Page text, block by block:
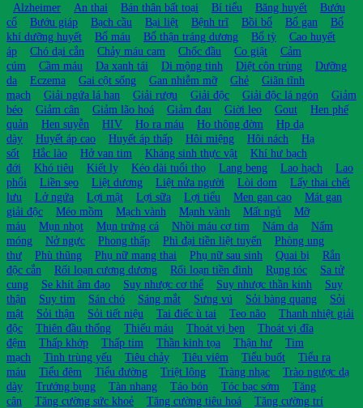
Alzheimer An thai Bán thân bất toại Bí tiểu Băng huyết
Bướu
cổ
Bướu giáp Bạch cầu Bại liệt Bệnh trĩ Bồi bổ Bổ gan
Bổ
khí dưỡng huyết
Bổ máu Bổ thận tráng dương Bổ tỳ
Cao huyết
áp
Chó dại cắn Chảy máu cam Chốc đầu Co giật
Cảm
cúm
Cầm máu Da xanh tái Di mộng tinh Diệt côn trùng
Dưỡng
da
Eczema Gai cột sống Gan nhiễm mỡ Ghẻ
Giãn tĩnh
mạch
Giải ngứa lá han Giải rượu Giải độc Giải độc lá ngón
Giảm
béo
Giảm cân Giảm lão hoá Giảm đau Giời leo Gout
Hen phế
quản
Hen suyễn HIV Ho ra máu Ho thông đờm
Hp dạ
dày
Huyết áp cao Huyết áp thấp Hôi miệng Hôi nách
Hạ
sốt
Hắc lào Hở van tim Kháng sinh thực vật
Khí hư bạch
đới
Khó tiêu Kiết lỵ Kéo dài tuổi thọ Lang beng Lao hạch
Lao
phổi
Liền sẹo Liệt dương Liệt nửa người Lòi dom
Lấy thai chết
lưu
Lở ngứa Lợi mật Lợi sữa Lợi tiểu Men gan cao
Mát gan
giải độc
Méo mồm Mạch vành Mạnh vành Mất ngủ
Mỡ
máu
Mụn nhọt Mụn trứng cá Nhồi máu cơ tim Nám da
Nấm
móng
Nở ngực Phong thấp Phì đại tiền liệt tuyến
Phòng ung
thư
Phù thũng Phụ nữ mang thai Phụ nữ sau sinh Quai bị
Rắn
độc cắn
Rối loạn cương dương Rối loạn tiền đình Rụng tóc
Sa tử
cung
Se khít âm đạo Suy nhược cơ thể Suy nhược thần kinh
Suy
thận
Suy tim Sán chó Sáng mắt Sưng vú Sỏi bàng quang
Sỏi
mật
Sỏi thận Sỏi tiết niệu Tai điếc ù tai Teo não
Thanh nhiệt giải
độc
Thiên đầu thống Thiếu máu Thoát vị bẹn
Thoát vị đĩa
đệm
Thấp khớp Thấp tim Thần kinh tọa Thận hư
Tim
mạch
Tinh trùng yếu Tiêu chảy Tiêu viêm Tiểu buốt
Tiểu ra
máu
Tiểu đêm Tiểu đường Triệt lông Tràng nhạc
Trào ngược dạ
dày
Trướng bụng Tàn nhang Táo bón Tóc bạc sớm
Tăng
cân
Tăng cường sức khoẻ Tăng cường tiêu hoá
Tăng cường trí